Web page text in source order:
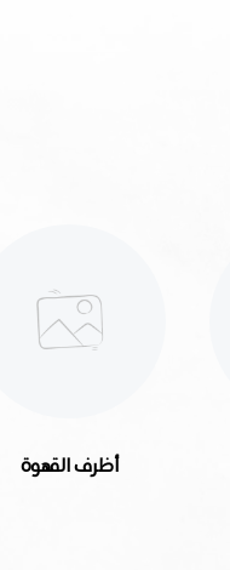
الشكولاتة والحلويات